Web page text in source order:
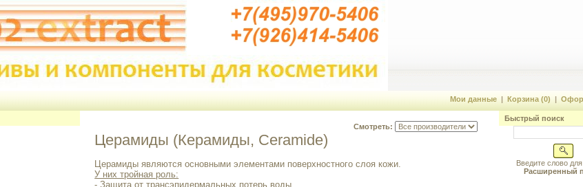
Мои данные |Корзина (0) |
Церамиды (Керамиды, Ceramide)
Смотреть:
Церамиды являются основными элементами поверхностного слоя кожи.
У них тройная роль:
- Защита от трансэпидермальных потерь воды
Быстрый поиск
Введите слово
Расширенный